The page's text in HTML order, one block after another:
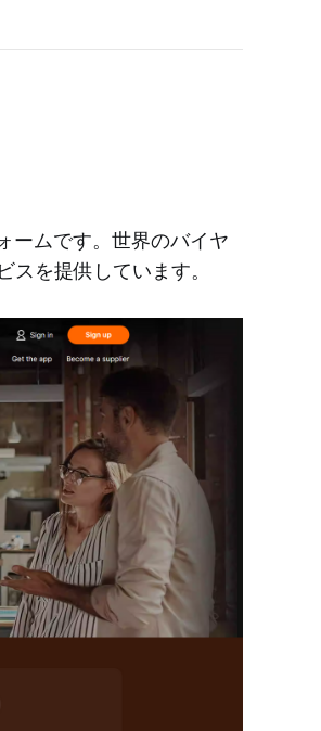
ームです。世界のバイヤ
を提供しています。